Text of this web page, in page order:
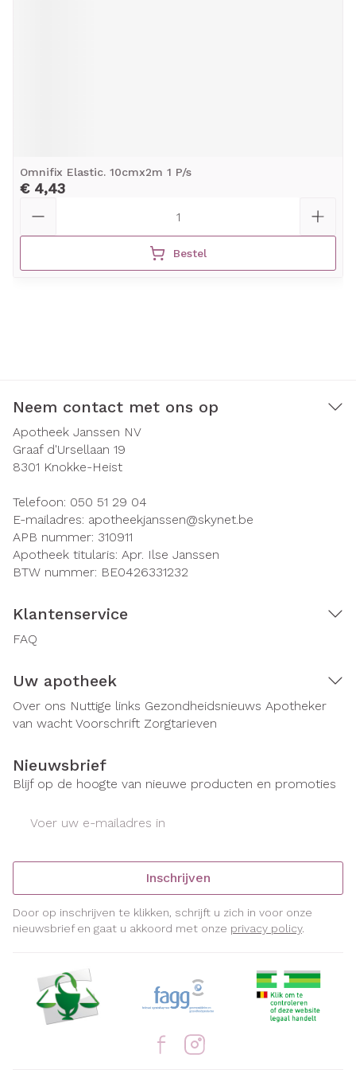
Omnifix Elastic. 10cmx2m 1 P/s
€ 4,43
Bestel
Neem contact met ons op
Apotheek Janssen NV
Graaf d'Ursellaan 19
8301 Knokke-Heist
Telefoon: 050 51 29 04
E-mailadres: apotheekjanssen@skynet.be
APB nummer: 310911
Apotheek titularis: Apr. Ilse Janssen
BTW nummer: BE0426331232
Klantenservice
FAQ
Uw apotheek
Over ons Nuttige links Gezondheidsnieuws Apotheker
van wacht Voorschrift Zorgtarieven
Nieuwsbrief
Blijf op de hoogte van nieuwe producten en promoties
Inschrijven
Door op inschrijven te klikken, schrijft u zich in voor onze
nieuwsbrief en gaat u akkoord met onze privacy policy.